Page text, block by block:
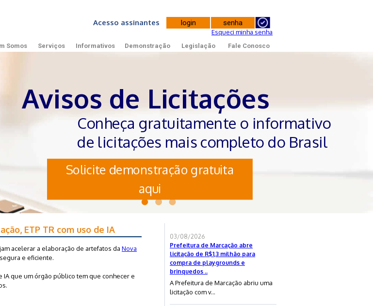
Acesso assinantes
Esqueci minha senha
Somos Serviços Informativos Demonstração Legislação Fale Conosco
Avisos de Licitações
Conheça gratuitamente o informativo
de licitações mais completo do Brasil
Solicite demonstração gratuita
aqui
ETP TR com uso de IA
acelerar a elaboração de artefatos da Nova
e eficiente.
IA que um órgão público tem que conhecer e
03/08/2026
Prefeitura de Marcação abre
licitação de R$1,3 milhão para
compra de playgrounds e
brinquedos ..
A Prefeitura de Marcação abriu uma
licitação com v...